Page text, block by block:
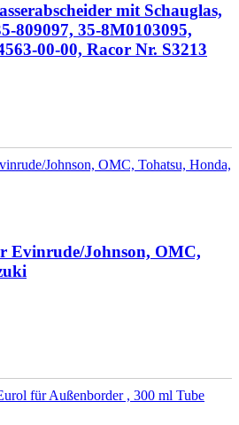
mit Schauglas,
809097, 35-8M0103095,
00-00, Racor Nr. S3213
Evinrude/Johnson, OMC,